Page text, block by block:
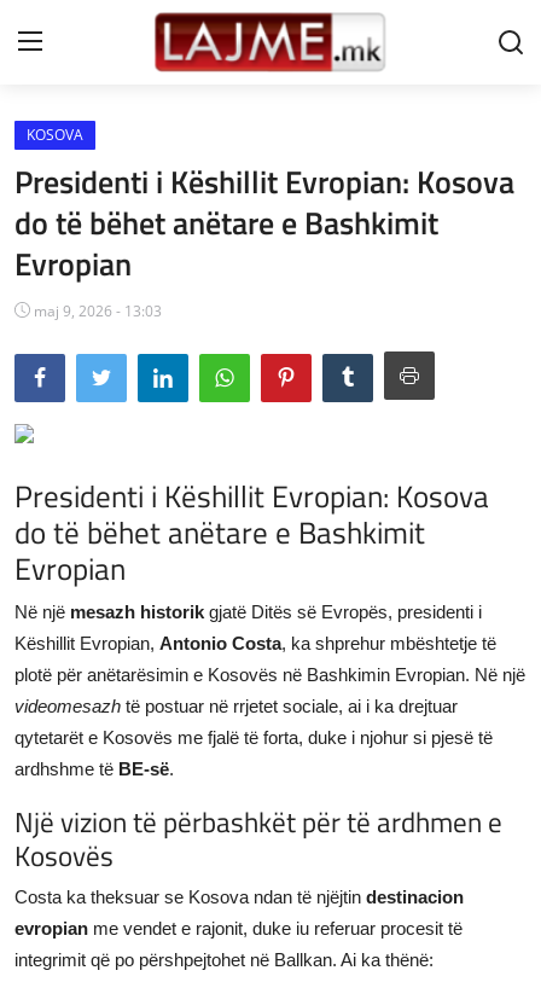
Shtëpi
LAJME MAQEDONI
SHQIPERI
KOSOVA
LAJME NGA BOTA
SHOWBIZ
SHENDETI
JETA
Gallery
Shqip
KOSOVA
Presidenti i Këshillit Evropian: Kosova
do të bëhet anëtare e Bashkimit
Evropian
maj 9, 2026 - 13:03
Presidenti i Këshillit Evropian: Kosova
do të bëhet anëtare e Bashkimit
Evropian
Në një mesazh historik gjatë Ditës së Evropës, presidenti i
Këshillit Evropian, Antonio Costa, ka shprehur mbështetje të
plotë për anëtarësimin e Kosovës në Bashkimin Evropian. Në një
videomesazh të postuar në rrjetet sociale, ai i ka drejtuar
qytetarët e Kosovës me fjalë të forta, duke i njohur si pjesë të
ardhshme të BE-së.
Një vizion të përbashkët për të ardhmen e
Kosovës
Costa ka theksuar se Kosova ndan të njëjtin destinacion
evropian me vendet e rajonit, duke iu referuar procesit të
integrimit që po përshpejtohet në Ballkan. Ai ka thënë: